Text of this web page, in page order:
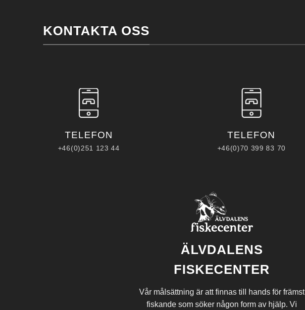
KONTAKTA OSS
TELEFON
+46(0)251 123 44
TELEFON
+46(0)70 399 83 70
ÄLVDALENS
FISKECENTER
Vår målsättning är att finnas till hands för främst
fiskande som söker någon form av hjälp. Vi